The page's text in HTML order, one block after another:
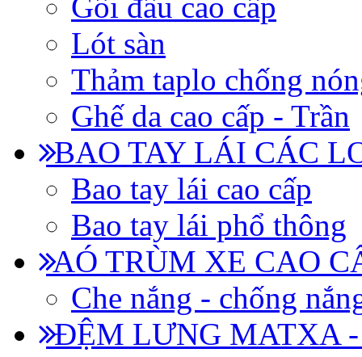
Lót sàn
Thảm taplo chống
Ghế da cao cấp - Trần
BAO TAY LÁI CÁC
Bao tay lái cao cấp
Bao tay lái phổ thông
AÓ TRÙM XE CAO
Che nắng - chống
ĐỆM LƯNG MATXA -